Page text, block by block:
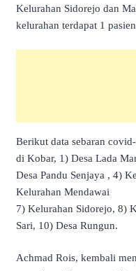
Kelurahan Sidorejo dan
kelurahan terdapat 1
Berikut data sebaran
di Kobar, 1) Desa Lada
Desa Pandu Senjaya , 4)
Kelurahan Mendawai
7) Kelurahan Sidorejo, 8)
Sari, 10) Desa Rungun.
Achmad Rois, kembali